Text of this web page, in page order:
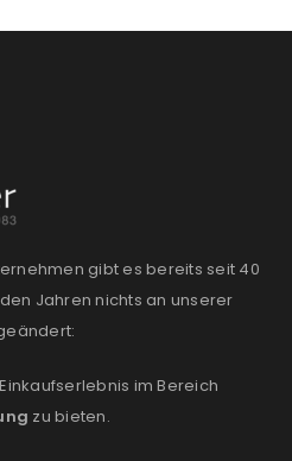
gibt es bereits seit 40
Jahren nichts an unserer
im Bereich
zu bieten.